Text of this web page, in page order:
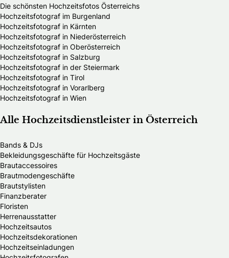
Die schönsten Hochzeitsfotos Österreichs
Hochzeitsfotograf im Burgenland
Hochzeitsfotograf in Kärnten
Hochzeitsfotograf in Niederösterreich
Hochzeitsfotograf in Oberösterreich
Hochzeitsfotograf in Salzburg
Hochzeitsfotograf in der Steiermark
Hochzeitsfotograf in Tirol
Hochzeitsfotograf in Vorarlberg
Hochzeitsfotograf in Wien
Alle Hochzeitsdienstleister in Österreich
Bands & DJs
Bekleidungsgeschäfte für Hochzeitsgäste
Brautaccessoires
Brautmodengeschäfte
Brautstylisten
Finanzberater
Floristen
Herrenausstatter
Hochzeitsautos
Hochzeitsdekorationen
Hochzeitseinladungen